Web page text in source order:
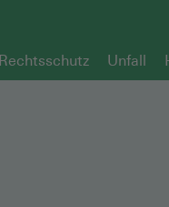
Rechtsschutz Unfall